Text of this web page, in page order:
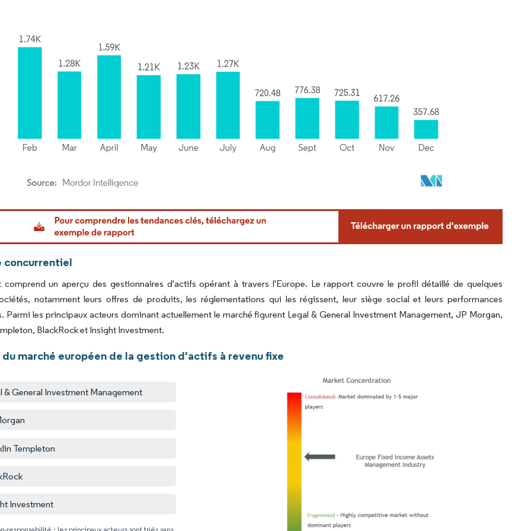
Intelligence. La réutilisation nécessite une attribution sous CC BY 4.0.
concurrentiel
comprend un aperçu des gestionnaires d'actifs opérant à travers l'Europe. Le rapport couvre le profil détaillé de quelques
notamment leurs offres de produits, les réglementations qui les régissent, leur siège social et leurs performances
Parmi les principaux acteurs dominant actuellement le marché figurent Legal & General Investment Management, JP Morgan,
BlackRock et Insight Investment.
du marché européen de la gestion d'actifs à revenu fixe
& General Investment Management
Templeton
Investment